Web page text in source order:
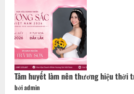
Tâm huyết làm nên thương hiệu thời
bởi admin